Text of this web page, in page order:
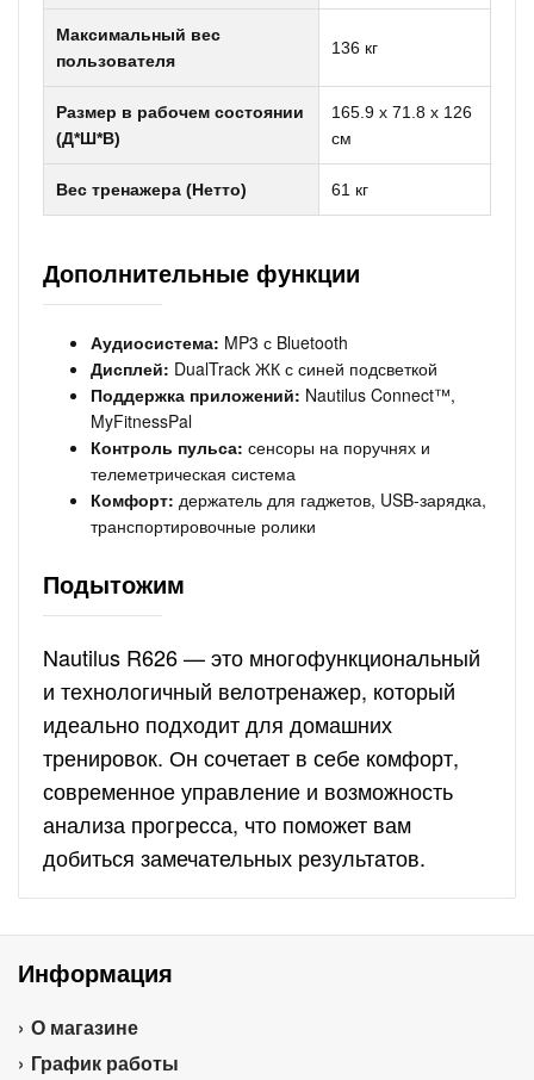
Максимальный вес
пользователя
136 кг
Размер в рабочем состоянии
(Д*Ш*В)
165.9 x 71.8 x 126
см
Вес тренажера (Нетто) 61 кг
Дополнительные функции
Аудиосистема: MP3 с Bluetooth
Дисплей: DualTrack ЖК с синей подсветкой
Поддержка приложений: Nautilus Connect™,
MyFitnessPal
Контроль пульса: сенсоры на поручнях и
телеметрическая система
Комфорт: держатель для гаджетов, USB-зарядка,
транспортировочные ролики
Подытожим
Nautilus R626 — это многофункциональный
и технологичный велотренажер, который
идеально подходит для домашних
тренировок. Он сочетает в себе комфорт,
современное управление и возможность
анализа прогресса, что поможет вам
добиться замечательных результатов.
Информация
О магазине
График работы